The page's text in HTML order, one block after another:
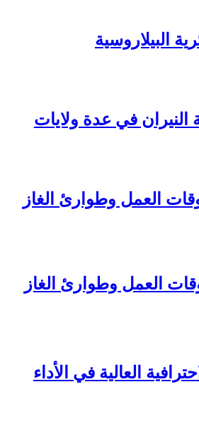
البيلاروسية
النيران في عدة ولايات
العالية في الأداء